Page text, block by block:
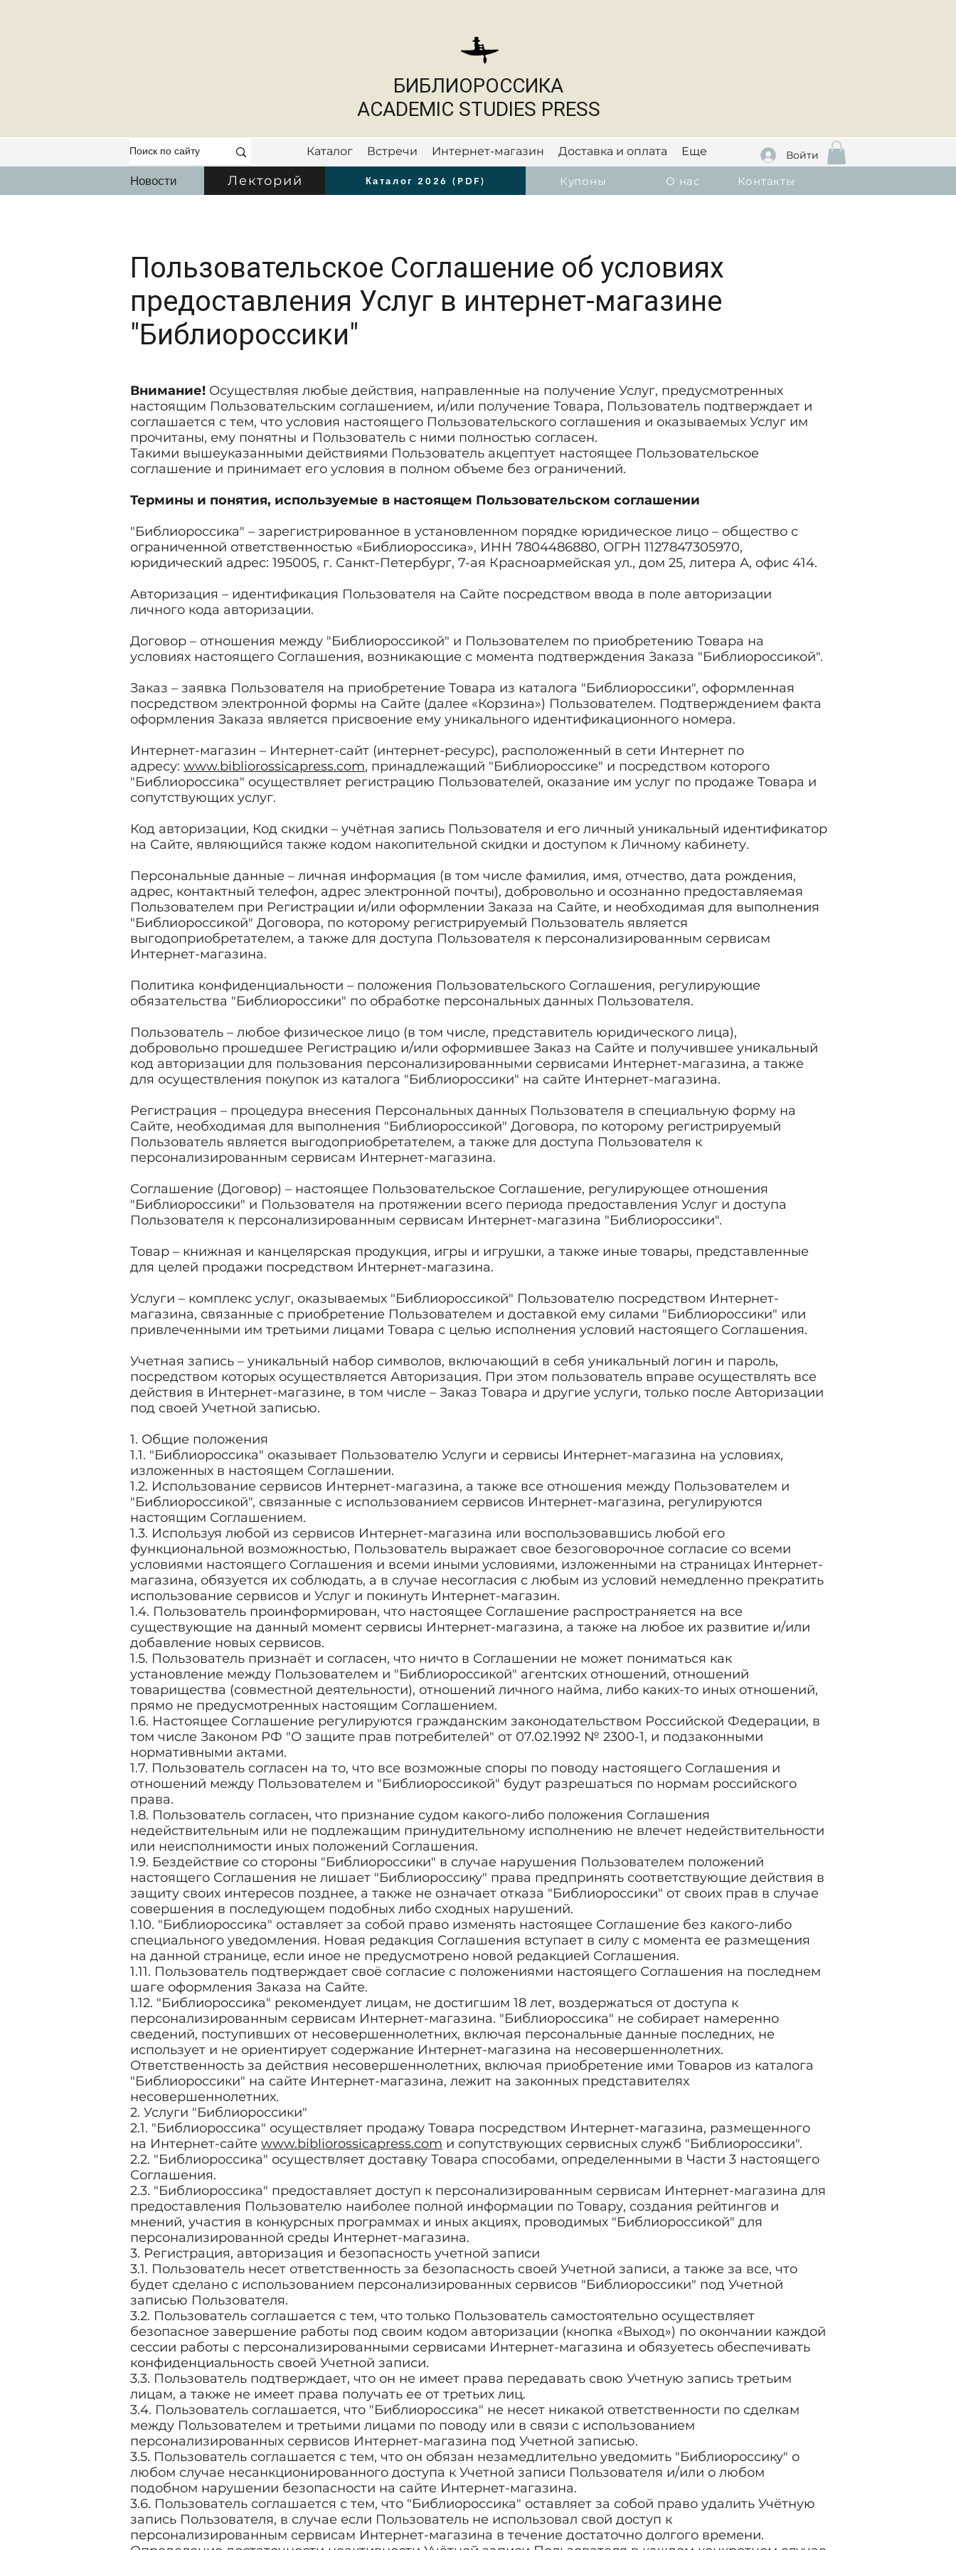
БИБЛИОРОССИКА
ACADEMIC STUDIES PRESS
Каталог Встречи Интернет-магазин Доставка и оплата Еще
Новости Лекторий Новости Купоны О нас Контакты
Войти
Каталог 2026 (PDF)
Пользовательское Соглашение об условиях
предоставления Услуг в интернет-магазине
"Библиороссики"
Внимание! Осуществляя любые действия, направленные на получение Услуг, предусмотренных
настоящим Пользовательским соглашением, и/или получение Товара, Пользователь подтверждает и
соглашается с тем, что условия настоящего Пользовательского соглашения и оказываемых Услуг им
прочитаны, ему понятны и Пользователь с ними полностью согласен.
Такими вышеуказанными действиями Пользователь акцептует настоящее Пользовательское
соглашение и принимает его условия в полном объеме без ограничений.
Термины и понятия, используемые в настоящем Пользовательском соглашении
"Библиороссика" – зарегистрированное в установленном порядке юридическое лицо – общество с
ограниченной ответственностью «Библиороссика», ИНН 7804486880, ОГРН 1127847305970,
юридический адрес: 195005, г. Санкт-Петербург, 7-ая Красноармейская ул., дом 25, литера А, офис 414.
Авторизация – идентификация Пользователя на Сайте посредством ввода в поле авторизации
личного кода авторизации.
Договор – отношения между "Библиороссикой" и Пользователем по приобретению Товара на
условиях настоящего Соглашения, возникающие с момента подтверждения Заказа "Библиороссикой".
Заказ – заявка Пользователя на приобретение Товара из каталога "Библиороссики", оформленная
посредством электронной формы на Сайте (далее «Корзина») Пользователем. Подтверждением факта
оформления Заказа является присвоение ему уникального идентификационного номера.
Интернет-магазин – Интернет-сайт (интернет-ресурс), расположенный в сети Интернет по
адресу: www.bibliorossicapress.com, принадлежащий "Библиороссике" и посредством которого
"Библиороссика" осуществляет регистрацию Пользователей, оказание им услуг по продаже Товара и
сопутствующих услуг.
Код авторизации, Код скидки – учётная запись Пользователя и его личный уникальный идентификатор
на Сайте, являющийся также кодом накопительной скидки и доступом к Личному кабинету.
Персональные данные – личная информация (в том числе фамилия, имя, отчество, дата рождения,
адрес, контактный телефон, адрес электронной почты), добровольно и осознанно предоставляемая
Пользователем при Регистрации и/или оформлении Заказа на Сайте, и необходимая для выполнения
"Библиороссикой" Договора, по которому регистрируемый Пользователь является
выгодоприобретателем, а также для доступа Пользователя к персонализированным сервисам
Интернет-магазина.
Политика конфиденциальности – положения Пользовательского Соглашения, регулирующие
обязательства "Библиороссики" по обработке персональных данных Пользователя.
Пользователь – любое физическое лицо (в том числе, представитель юридического лица),
добровольно прошедшее Регистрацию и/или оформившее Заказ на Сайте и получившее уникальный
код авторизации для пользования персонализированными сервисами Интернет-магазина, а также
для осуществления покупок из каталога "Библиороссики" на сайте Интернет-магазина.
Регистрация – процедура внесения Персональных данных Пользователя в специальную форму на
Сайте, необходимая для выполнения "Библиороссикой" Договора, по которому регистрируемый
Пользователь является выгодоприобретателем, а также для доступа Пользователя к
персонализированным сервисам Интернет-магазина.
Соглашение (Договор) – настоящее Пользовательское Соглашение, регулирующее отношения
"Библиороссики" и Пользователя на протяжении всего периода предоставления Услуг и доступа
Пользователя к персонализированным сервисам Интернет-магазина "Библиороссики".
Товар – книжная и канцелярская продукция, игры и игрушки, а также иные товары, представленные
для целей продажи посредством Интернет-магазина.
Услуги – комплекс услуг, оказываемых "Библиороссикой" Пользователю посредством Интернет-
магазина, связанные с приобретение Пользователем и доставкой ему силами "Библиороссики" или
привлеченными им третьими лицами Товара с целью исполнения условий настоящего Соглашения.
Учетная запись – уникальный набор символов, включающий в себя уникальный логин и пароль,
посредством которых осуществляется Авторизация. При этом пользователь вправе осуществлять все
действия в Интернет-магазине, в том числе – Заказ Товара и другие услуги, только после Авторизации
под своей Учетной записью.
1. Общие положения
1.1. "Библиороссика" оказывает Пользователю Услуги и сервисы Интернет-магазина на условиях,
изложенных в настоящем Соглашении.
1.2. Использование сервисов Интернет-магазина, а также все отношения между Пользователем и
"Библиороссикой", связанные с использованием сервисов Интернет-магазина, регулируются
настоящим Соглашением.
1.3. Используя любой из сервисов Интернет-магазина или воспользовавшись любой его
функциональной возможностью, Пользователь выражает свое безоговорочное согласие со всеми
условиями настоящего Соглашения и всеми иными условиями, изложенными на страницах Интернет-
магазина, обязуется их соблюдать, а в случае несогласия с любым из условий немедленно прекратить
использование сервисов и Услуг и покинуть Интернет-магазин.
1.4. Пользователь проинформирован, что настоящее Соглашение распространяется на все
существующие на данный момент сервисы Интернет-магазина, а также на любое их развитие и/или
добавление новых сервисов.
1.5. Пользователь признаёт и согласен, что ничто в Соглашении не может пониматься как
установление между Пользователем и "Библиороссикой" агентских отношений, отношений
товарищества (совместной деятельности), отношений личного найма, либо каких-то иных отношений,
прямо не предусмотренных настоящим Соглашением.
1.6. Настоящее Соглашение регулируются гражданским законодательством Российской Федерации, в
том числе Законом РФ "О защите прав потребителей" от 07.02.1992 № 2300-1, и подзаконными
нормативными актами.
1.7. Пользователь согласен на то, что все возможные споры по поводу настоящего Соглашения и
отношений между Пользователем и "Библиороссикой" будут разрешаться по нормам российского
права.
1.8. Пользователь согласен, что признание судом какого-либо положения Соглашения
недействительным или не подлежащим принудительному исполнению не влечет недействительности
или неисполнимости иных положений Соглашения.
1.9. Бездействие со стороны "Библиороссики" в случае нарушения Пользователем положений
настоящего Соглашения не лишает "Библиороссику" права предпринять соответствующие действия в
защиту своих интересов позднее, а также не означает отказа "Библиороссики" от своих прав в случае
совершения в последующем подобных либо сходных нарушений.
1.10. "Библиороссика" оставляет за собой право изменять настоящее Соглашение без какого-либо
специального уведомления. Новая редакция Соглашения вступает в силу с момента ее размещения
на данной странице, если иное не предусмотрено новой редакцией Соглашения.
1.11. Пользователь подтверждает своё согласие с положениями настоящего Соглашения на последнем
шаге оформления Заказа на Сайте.
1.12. "Библиороссика" рекомендует лицам, не достигшим 18 лет, воздержаться от доступа к
персонализированным сервисам Интернет-магазина. "Библиороссика" не собирает намеренно
сведений, поступивших от несовершеннолетних, включая персональные данные последних, не
использует и не ориентирует содержание Интернет-магазина на несовершеннолетних.
Ответственность за действия несовершеннолетних, включая приобретение ими Товаров из каталога
"Библиороссики" на сайте Интернет-магазина, лежит на законных представителях
несовершеннолетних.
2. Услуги "Библиороссики"
2.1. "Библиороссика" осуществляет продажу Товара посредством Интернет-магазина, размещенного
на Интернет-сайте www.bibliorossicapress.com и сопутствующих сервисных служб "Библиороссики".
2.2. "Библиороссика" осуществляет доставку Товара способами, определенными в Части 3 настоящего
Соглашения.
2.3. "Библиороссика" предоставляет доступ к персонализированным сервисам Интернет-магазина для
предоставления Пользователю наиболее полной информации по Товару, создания рейтингов и
мнений, участия в конкурсных программах и иных акциях, проводимых "Библиороссикой" для
персонализированной среды Интернет-магазина.
3. Регистрация, авторизация и безопасность учетной записи
3.1. Пользователь несет ответственность за безопасность своей Учетной записи, а также за все, что
будет сделано с использованием персонализированных сервисов "Библиороссики" под Учетной
записью Пользователя.
3.2. Пользователь соглашается с тем, что только Пользователь самостоятельно осуществляет
безопасное завершение работы под своим кодом авторизации (кнопка «Выход») по окончании каждой
сессии работы с персонализированными сервисами Интернет-магазина и обязуетесь обеспечивать
конфиденциальность своей Учетной записи.
3.3. Пользователь подтверждает, что он не имеет права передавать свою Учетную запись третьим
лицам, а также не имеет права получать ее от третьих лиц.
3.4. Пользователь соглашается, что "Библиороссика" не несет никакой ответственности по сделкам
между Пользователем и третьими лицами по поводу или в связи с использованием
персонализированных сервисов Интернет-магазина под Учетной записью.
3.5. Пользователь соглашается с тем, что он обязан незамедлительно уведомить "Библиороссику" о
любом случае несанкционированного доступа к Учетной записи Пользователя и/или о любом
подобном нарушении безопасности на сайте Интернет-магазина.
3.6. Пользователь соглашается с тем, что "Библиороссика" оставляет за собой право удалить Учётную
запись Пользователя, в случае если Пользователь не использовал свой доступ к
персонализированным сервисам Интернет-магазина в течение достаточно долгого времени.